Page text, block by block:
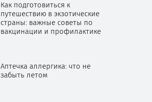
Как подготовиться к
путешествию в экзотические
страны: важные советы по
вакцинации и профилактике
Аптечка аллергика: что не
забыть летом